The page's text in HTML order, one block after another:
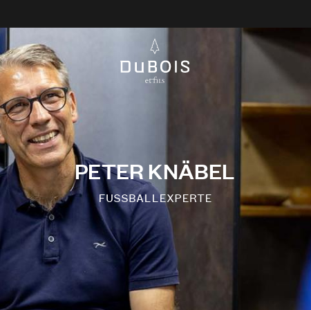
PETER KNÄBEL
FUSSBALLEXPERTE